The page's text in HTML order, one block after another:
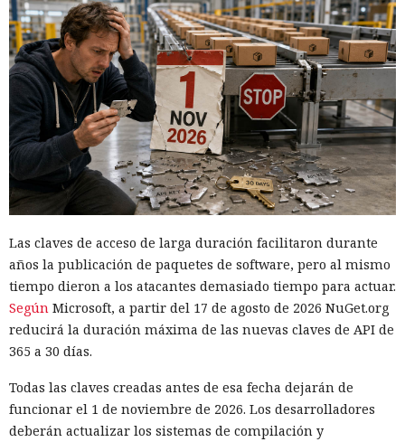
Las claves de acceso de larga duración facilitaron durante
años la publicación de paquetes de software, pero al mismo
tiempo dieron a los atacantes demasiado tiempo para actuar.
Según Microsoft, a partir del 17 de agosto de 2026 NuGet.org
reducirá la duración máxima de las nuevas claves de API de
365 a 30 días.
Todas las claves creadas antes de esa fecha dejarán de
funcionar el 1 de noviembre de 2026. Los desarrolladores
deberán actualizar los sistemas de compilación y